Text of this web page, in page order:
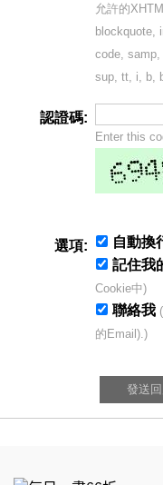
允許的
blockquote,
code, samp,
sup, tt, i, b,
認證碼:
Enter this
選項: 自動換
記住我
Cookie中)
聯絡我
的Email).)